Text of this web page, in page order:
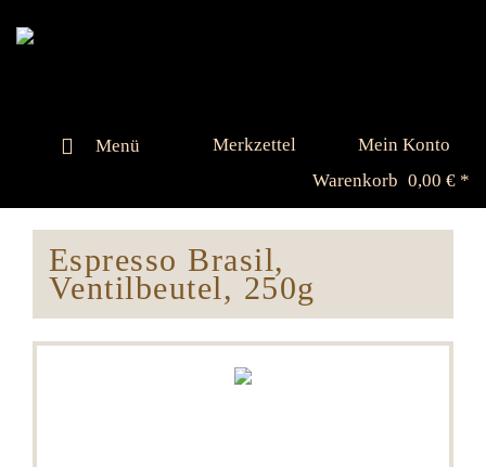
Menü Merkzettel
Mein Konto
Warenkorb 0,00 € *
Espresso Brasil,
Ventilbeutel, 250g